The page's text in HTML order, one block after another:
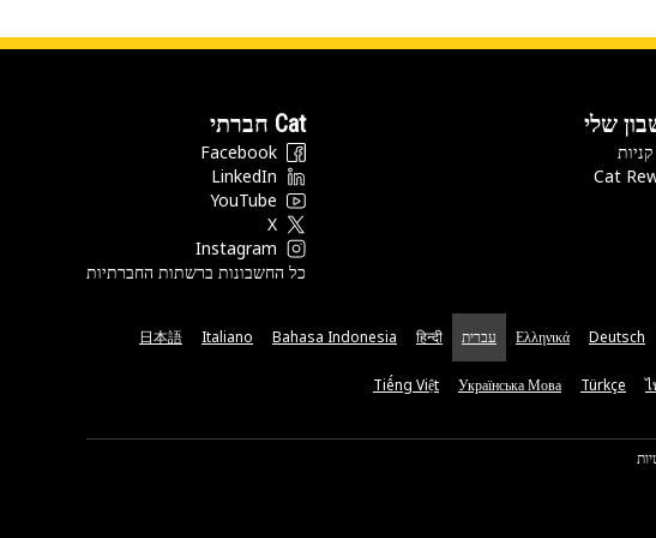
שלי
Cat
Cat חברתי
Facebook
LinkedIn
YouTube
X
Instagram
כל החשבונות ברשתות החברתיות
Deutsch
Ελληνικά עברית हिन्दी
Bahasa Indonesia
Italiano
日本語
Türkçe
Українська Мова
Tiếng Việt